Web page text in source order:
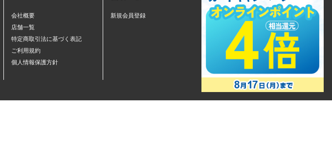
会社概要
店舗一覧
特定商取引法に基づく表記
ご利用規約
個人情報保護方針
新規会員登録